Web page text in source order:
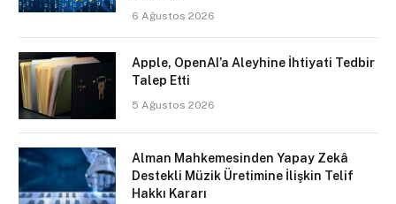
6 Ağustos 2026
Apple, OpenAI’a Aleyhine İhtiyati Tedbir
Talep Etti
5 Ağustos 2026
Alman Mahkemesinden Yapay Zekâ
Destekli Müzik Üretimine İlişkin Telif
Hakkı Kararı